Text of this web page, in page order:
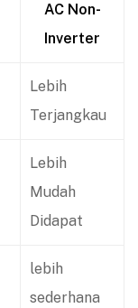
AC Non-
Inverter
Lebih
Terjangkau
Lebih
Mudah
Didapat
lebih
sederhana